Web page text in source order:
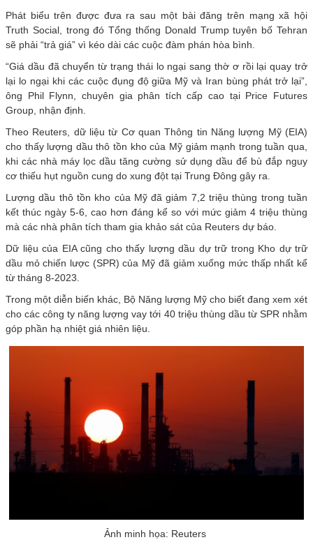
Phát biểu trên được đưa ra sau một bài đăng trên mạng xã hội
Truth Social, trong đó Tổng thống Donald Trump tuyên bố Tehran
sẽ phải “trả giá” vì kéo dài các cuộc đàm phán hòa bình.
“Giá dầu đã chuyển từ trạng thái lo ngại sang thờ ơ rồi lại quay trở
lại lo ngại khi các cuộc đụng độ giữa Mỹ và Iran bùng phát trở lại”,
ông Phil Flynn, chuyên gia phân tích cấp cao tại Price Futures
Group, nhận định.
Theo Reuters, dữ liệu từ Cơ quan Thông tin Năng lượng Mỹ (EIA)
cho thấy lượng dầu thô tồn kho của Mỹ giảm mạnh trong tuần qua,
khi các nhà máy lọc dầu tăng cường sử dụng dầu để bù đắp nguy
cơ thiếu hụt nguồn cung do xung đột tại Trung Đông gây ra.
Lượng dầu thô tồn kho của Mỹ đã giảm 7,2 triệu thùng trong tuần
kết thúc ngày 5-6, cao hơn đáng kể so với mức giảm 4 triệu thùng
mà các nhà phân tích tham gia khảo sát của Reuters dự báo.
Dữ liệu của EIA cũng cho thấy lượng dầu dự trữ trong Kho dự trữ
dầu mỏ chiến lược (SPR) của Mỹ đã giảm xuống mức thấp nhất kể
từ tháng 8-2023.
Trong một diễn biến khác, Bộ Năng lượng Mỹ cho biết đang xem xét
cho các công ty năng lượng vay tới 40 triệu thùng dầu từ SPR nhằm
góp phần hạ nhiệt giá nhiên liệu.
Ảnh minh họa: Reuters